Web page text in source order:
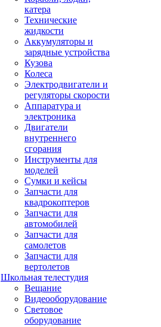
катера
Технические
жидкости
Аккумуляторы и
зарядные устройства
Кузова
Колеса
Электродвигатели и
регуляторы скорости
Аппаратура и
электроника
Двигатели
внутреннего
сгорания
Инструменты для
моделей
Сумки и кейсы
Запчасти для
квадрокоптеров
Запчасти для
автомобилей
Запчасти для
самолетов
Запчасти для
вертолетов
Школьная телестудия
Вещание
Видеооборудование
Световое
оборудование